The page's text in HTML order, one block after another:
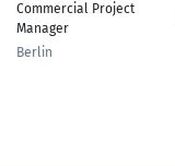
Commercial Project
Manager
Berlin